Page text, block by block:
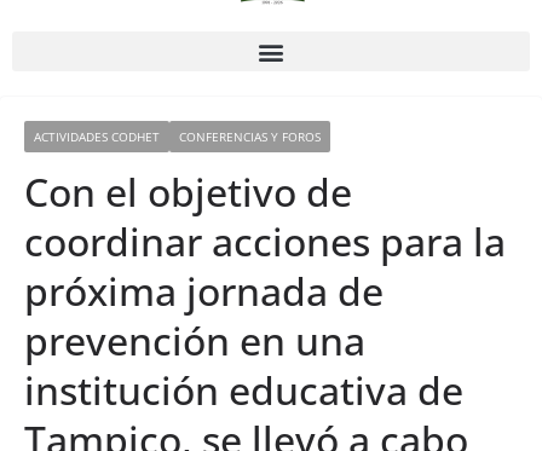
ACTIVIDADES CODHET CONFERENCIAS Y FOROS
Con el objetivo de
coordinar acciones para la
próxima jornada de
prevención en una
institución educativa de
Tampico, se llevó a cabo